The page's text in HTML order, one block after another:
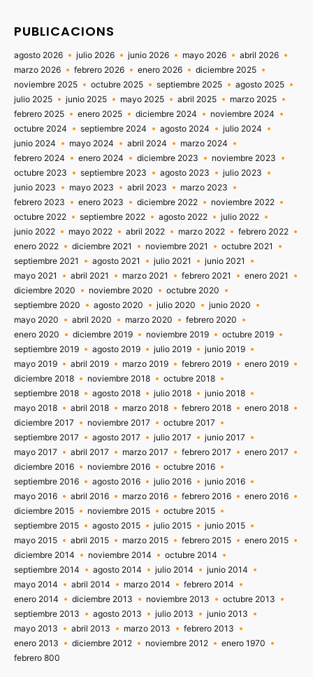
PUBLICACIONS
agosto 2026 julio 2026 junio 2026 mayo 2026
abril 2026
marzo 2026
febrero 2026 enero 2026
diciembre 2025
noviembre 2025
octubre 2025 septiembre 2025
agosto 2025
julio 2025
junio 2025 mayo 2025 abril 2025
marzo 2025
febrero 2025
enero 2025 diciembre 2024
noviembre 2024
octubre 2024
septiembre 2024 agosto 2024
julio 2024
junio 2024
mayo 2024 abril 2024
marzo 2024
febrero 2024
enero 2024 diciembre 2023
noviembre 2023
octubre 2023
septiembre 2023 agosto 2023
julio 2023
junio 2023
mayo 2023 abril 2023
marzo 2023
febrero 2023
enero 2023 diciembre 2022
noviembre 2022
octubre 2022
septiembre 2022 agosto 2022
julio 2022
junio 2022
mayo 2022 abril 2022 marzo 2022
febrero 2022
enero 2022
diciembre 2021 noviembre 2021
octubre 2021
septiembre 2021
agosto 2021 julio 2021
junio 2021
mayo 2021
abril 2021 marzo 2021 febrero 2021
enero 2021
diciembre 2020
noviembre 2020
octubre 2020
septiembre 2020
agosto 2020 julio 2020
junio 2020
mayo 2020
abril 2020 marzo 2020
febrero 2020
enero 2020
diciembre 2019 noviembre 2019
octubre 2019
septiembre 2019
agosto 2019 julio 2019
junio 2019
mayo 2019
abril 2019 marzo 2019 febrero 2019
enero 2019
diciembre 2018
noviembre 2018
octubre 2018
septiembre 2018
agosto 2018 julio 2018
junio 2018
mayo 2018
abril 2018 marzo 2018 febrero 2018
enero 2018
diciembre 2017
noviembre 2017
octubre 2017
septiembre 2017
agosto 2017 julio 2017
junio 2017
mayo 2017
abril 2017 marzo 2017 febrero 2017
enero 2017
diciembre 2016
noviembre 2016
octubre 2016
septiembre 2016
agosto 2016 julio 2016
junio 2016
mayo 2016
abril 2016 marzo 2016 febrero 2016
enero 2016
diciembre 2015
noviembre 2015
octubre 2015
septiembre 2015
agosto 2015 julio 2015
junio 2015
mayo 2015
abril 2015 marzo 2015 febrero 2015
enero 2015
diciembre 2014
noviembre 2014
octubre 2014
septiembre 2014
agosto 2014 julio 2014
junio 2014
mayo 2014
abril 2014 marzo 2014
febrero 2014
enero 2014
diciembre 2013 noviembre 2013
octubre 2013
septiembre 2013
agosto 2013 julio 2013
junio 2013
mayo 2013
abril 2013 marzo 2013
febrero 2013
enero 2013
diciembre 2012 noviembre 2012
enero 1970
febrero 800